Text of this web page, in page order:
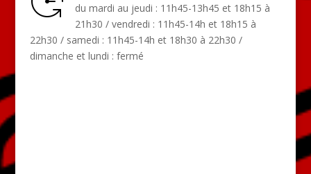
du mardi au jeudi : 11h45-13h45 et 18h15 à
21h30 / vendredi : 11h45-14h et 18h15 à
22h30 / samedi : 11h45-14h et 18h30 à 22h30 /
dimanche et lundi : fermé